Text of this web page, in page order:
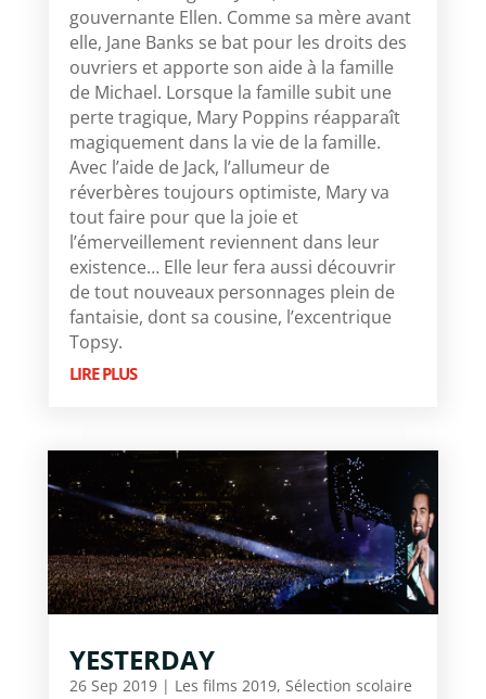
gouvernante Ellen. Comme sa mère avant
elle, Jane Banks se bat pour les droits des
ouvriers et apporte son aide à la famille
de Michael. Lorsque la famille subit une
perte tragique, Mary Poppins réapparaît
magiquement dans la vie de la famille.
Avec l’aide de Jack, l’allumeur de
réverbères toujours optimiste, Mary va
tout faire pour que la joie et
l’émerveillement reviennent dans leur
existence… Elle leur fera aussi découvrir
de tout nouveaux personnages plein de
fantaisie, dont sa cousine, l’excentrique
Topsy.
LIRE PLUS
YESTERDAY
26 Sep 2019| Les films 2019, Sélection scolaire